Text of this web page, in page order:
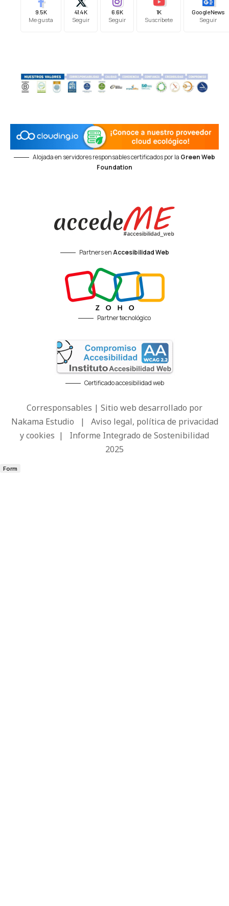
9.5K
Me gusta
41.4K
Seguir
6.6K
Seguir
1K
Suscríbete
Google News
Seguir
Alojada en servidores responsables certificados por la Green Web
Foundation
Partners enAccesibilidad Web
Partner tecnológico
Certificado accesibilidad web
Corresponsables | Sitio web desarrollado por
Nakama Estudio | Aviso legal, política de privacidad
y cookies | Informe Integrado de Sostenibilidad
2025
Form